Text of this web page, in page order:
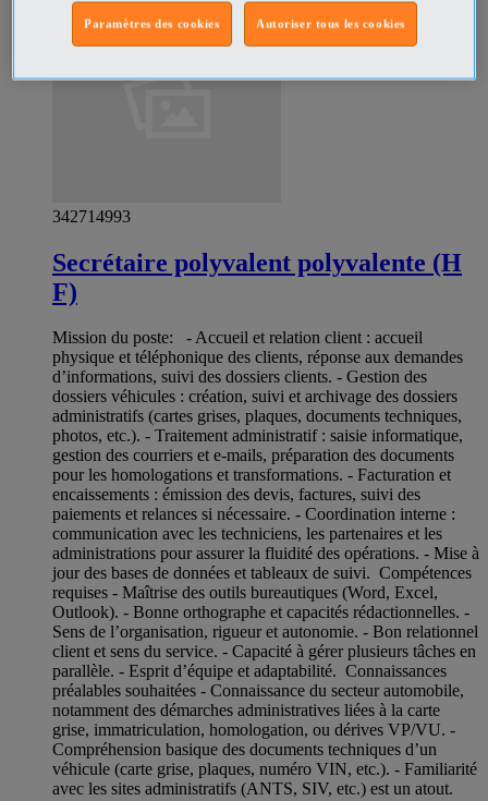
342714993
Secrétaire polyvalent polyvalente (H
F)
Mission du poste: - Accueil et relation client : accueil
physique et téléphonique des clients, réponse aux demandes
d’informations, suivi des dossiers clients. - Gestion des
dossiers véhicules : création, suivi et archivage des dossiers
administratifs (cartes grises, plaques, documents techniques,
photos, etc.). - Traitement administratif : saisie informatique,
gestion des courriers et e-mails, préparation des documents
pour les homologations et transformations. - Facturation et
encaissements : émission des devis, factures, suivi des
paiements et relances si nécessaire. - Coordination interne :
communication avec les techniciens, les partenaires et les
administrations pour assurer la fluidité des opérations. - Mise à
jour des bases de données et tableaux de suivi. Compétences
requises - Maîtrise des outils bureautiques (Word, Excel,
Outlook). - Bonne orthographe et capacités rédactionnelles. -
Sens de l’organisation, rigueur et autonomie. - Bon relationnel
client et sens du service. - Capacité à gérer plusieurs tâches en
parallèle. - Esprit d’équipe et adaptabilité. Connaissances
préalables souhaitées - Connaissance du secteur automobile,
notamment des démarches administratives liées à la carte
grise, immatriculation, homologation, ou dérives VP/VU. -
Compréhension basique des documents techniques d’un
véhicule (carte grise, plaques, numéro VIN, etc.). - Familiarité
avec les sites administratifs (ANTS, SIV, etc.) est un atout.
Autoriser tous les cookies
Paramètres des cookies